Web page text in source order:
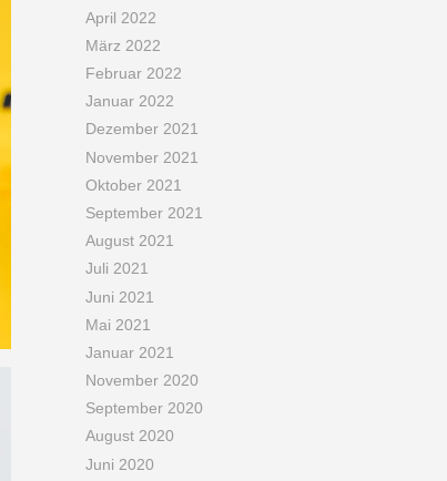
April 2022
März 2022
Februar 2022
Januar 2022
Dezember 2021
November 2021
Oktober 2021
September 2021
August 2021
Juli 2021
Juni 2021
Mai 2021
Januar 2021
November 2020
September 2020
August 2020
Juni 2020